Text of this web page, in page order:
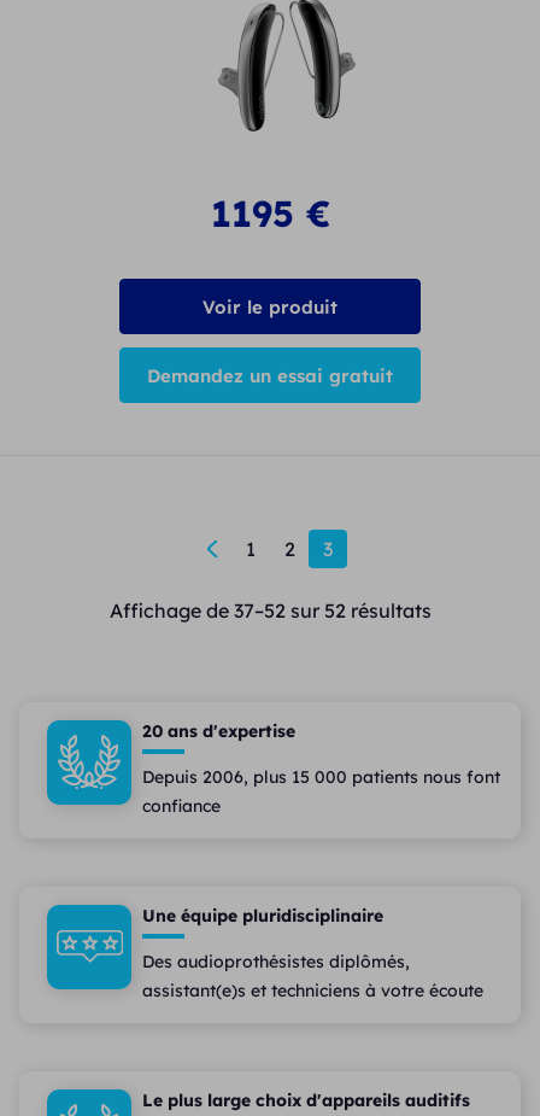
1195 €
Voir le produit
Demandez un essai gratuit
← 1 2 3
Affichage de 37–52 sur 52 résultats
20 ans d'expertise
Depuis 2006, plus 15 000 patients nous font
confiance
Une équipe pluridisciplinaire
Des audioprothésistes diplômés,
assistant(e)s et techniciens à votre écoute
Le plus large choix d'appareils auditifs